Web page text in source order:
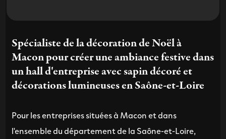
Spécialiste de la décoration de Noël à
Macon pour créer une ambiance festive dans
un hall d'entreprise avec sapin décoré et
décorations lumineuses en Saône-et-Loire
Pour les entreprises situées à Macon et dans
l'ensemble du département de la Saône-et-Loire,